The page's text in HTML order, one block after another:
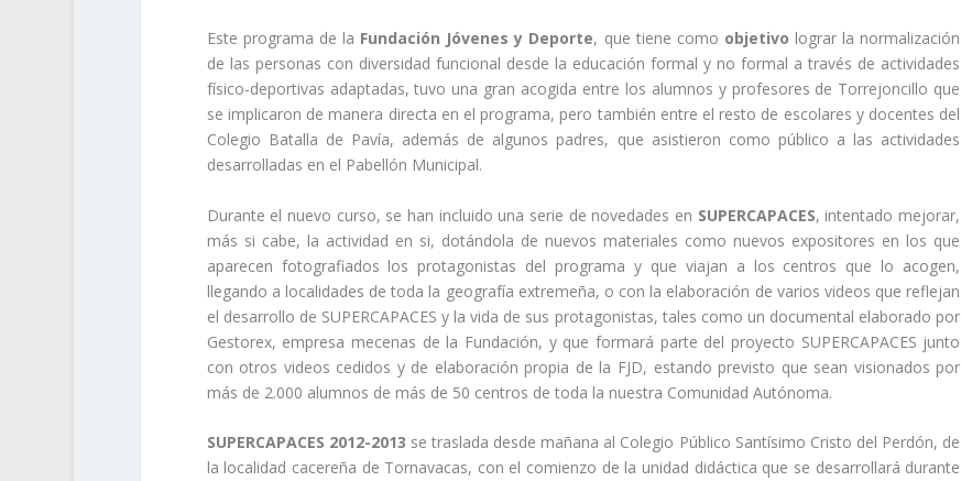
Este programa de la Fundación Jóvenes y Deporte, que tiene como objetivo lograr la normalización
de las personas con diversidad funcional desde la educación formal y no formal a través de actividades
físico-deportivas adaptadas, tuvo una gran acogida entre los alumnos y profesores de Torrejoncillo que
se implicaron de manera directa en el programa, pero también entre el resto de escolares y docentes del
Colegio Batalla de Pavía, además de algunos padres, que asistieron como público a las actividades
desarrolladas en el Pabellón Municipal.
Durante el nuevo curso, se han incluido una serie de novedades en SUPERCAPACES, intentado mejorar,
más si cabe, la actividad en si, dotándola de nuevos materiales como nuevos expositores en los que
aparecen fotografiados los protagonistas del programa y que viajan a los centros que lo acogen,
llegando a localidades de toda la geografía extremeña, o con la elaboración de varios videos que reflejan
el desarrollo de SUPERCAPACES y la vida de sus protagonistas, tales como un documental elaborado por
Gestorex, empresa mecenas de la Fundación, y que formará parte del proyecto SUPERCAPACES junto
con otros videos cedidos y de elaboración propia de la FJD, estando previsto que sean visionados por
más de 2.000 alumnos de más de 50 centros de toda la nuestra Comunidad Autónoma.
SUPERCAPACES 2012-2013 se traslada desde mañana al Colegio Público Santísimo Cristo del Perdón, de
la localidad cacereña de Tornavacas, con el comienzo de la unidad didáctica que se desarrollará durante